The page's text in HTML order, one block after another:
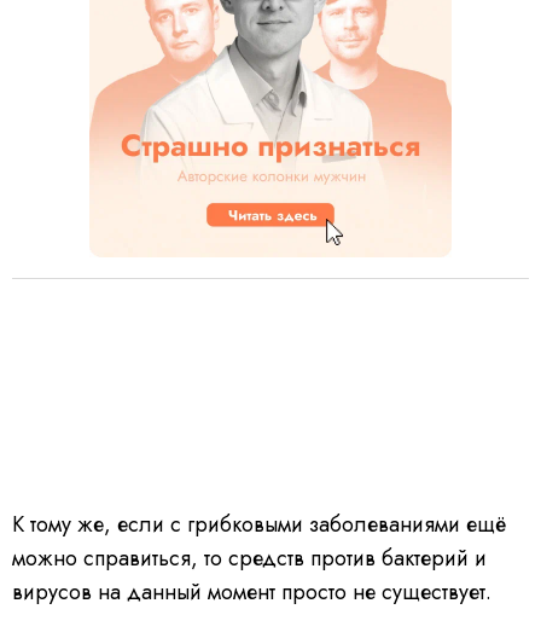
К тому же, если с грибковыми заболеваниями ещё
можно справиться, то средств против бактерий и
вирусов на данный момент просто не существует.